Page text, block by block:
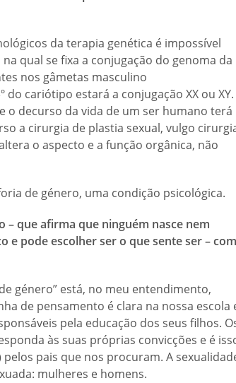
da terapia genética é impossível
qual se fixa a conjugação do genoma da
nos gâmetas masculino
cariótipo estará a conjugação XX ou XY.
o decurso da vida de um ser humano terá
a cirurgia de plastia sexual, vulgo
o aspecto e a função orgânica, não
de género, uma condição psicológica.
– que afirma que ninguém nasce nem
e pode escolher ser o que sente ser – com
género” está, no meu entendimento,
de pensamento é clara na nossa escola
pela educação dos seus filhos.
às suas próprias convicções e é
pais que nos procuram. A
mulheres e homens.